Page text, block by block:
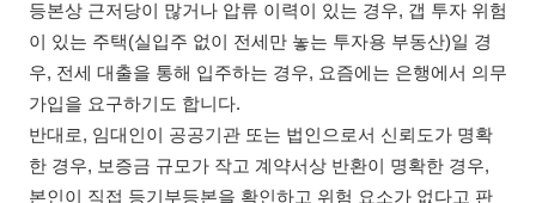
등본상 근저당이 많거나 압류 이력이 있는 경우, 갭 투자 위험
이 있는 주택(실입주 없이 전세만 놓는 투자용 부동산)일 경
우, 전세 대출을 통해 입주하는 경우, 요즘에는 은행에서 의무
가입을 요구하기도 합니다.
반대로, 임대인이 공공기관 또는 법인으로서 신뢰도가 명확
한 경우, 보증금 규모가 작고 계약서상 반환이 명확한 경우,
본인이 직접 등기부등본을 확인하고 위험 요소가 없다고 판